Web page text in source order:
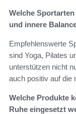
Welche
und innere
Empfehlenswerte
sind Yoga, Pilates
unterstützen nicht
auch positiv auf die
Welche Produkte
Ruhe eingesetzt